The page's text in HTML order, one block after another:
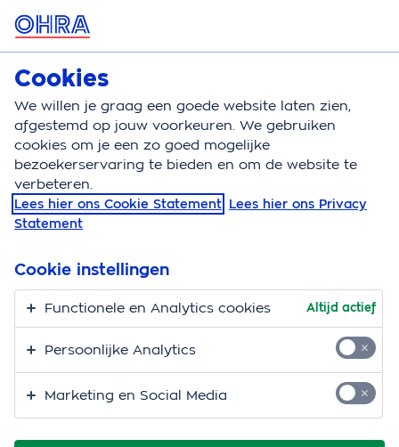
MENU
Doorlopende reisverzekering
Doorlopende reisverzekering Dekking
Dekking annulering
Vlak voor je op vakantie gaat of je bent al op je
moet annuleren of voortijdig moet afbreken. Wanneer
mag je annuleren?
Bereken je premie
Meer dekkingen
Cookies
We willen je graag een goede website laten zien,
afgestemd op jouw voorkeuren. We gebruiken
cookies om je een zo goed mogelijke
bezoekerservaring te bieden en om de website te
verbeteren.
Lees hier ons Cookie Statement Lees hier ons Privacy
Statement
Cookie instellingen
Functionele en Analytics cookies Altijd actief
Persoonlijke Analytics
Marketing en Social Media